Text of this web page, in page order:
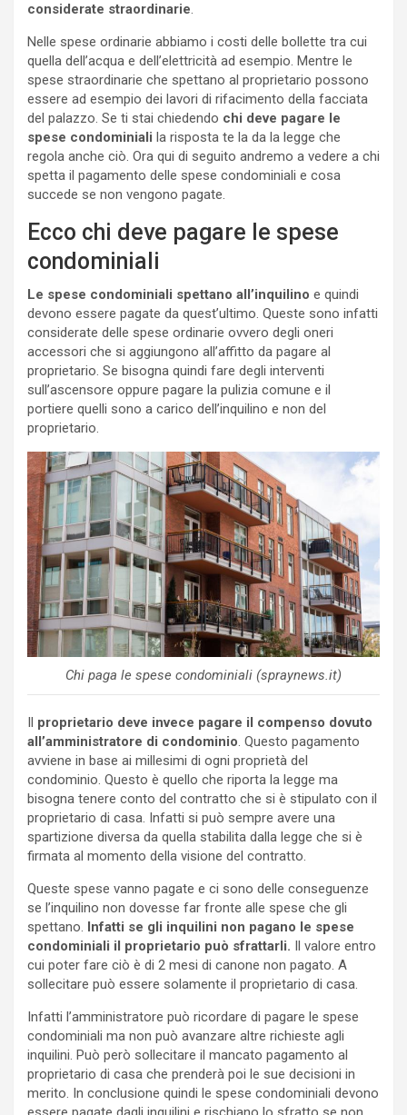
considerate straordinarie.
Nelle spese ordinarie abbiamo i costi delle bollette tra cui
quella dell’acqua e dell’elettricità ad esempio. Mentre le
spese straordinarie che spettano al proprietario possono
essere ad esempio dei lavori di rifacimento della facciata
del palazzo. Se ti stai chiedendo chi deve pagare le
spese condominiali la risposta te la da la legge che
regola anche ciò. Ora qui di seguito andremo a vedere a chi
spetta il pagamento delle spese condominiali e cosa
succede se non vengono pagate.
Ecco chi deve pagare le spese
condominiali
Le spese condominiali spettano all’inquilino e quindi
devono essere pagate da quest’ultimo. Queste sono infatti
considerate delle spese ordinarie ovvero degli oneri
accessori che si aggiungono all’affitto da pagare al
proprietario. Se bisogna quindi fare degli interventi
sull’ascensore oppure pagare la pulizia comune e il
portiere quelli sono a carico dell’inquilino e non del
proprietario.
Chi paga le spese condominiali (spraynews.it)
Il proprietario deve invece pagare il compenso dovuto
all’amministratore di condominio. Questo pagamento
avviene in base ai millesimi di ogni proprietà del
condominio. Questo è quello che riporta la legge ma
bisogna tenere conto del contratto che si è stipulato con il
proprietario di casa. Infatti si può sempre avere una
spartizione diversa da quella stabilita dalla legge che si è
firmata al momento della visione del contratto.
Queste spese vanno pagate e ci sono delle conseguenze
se l’inquilino non dovesse far fronte alle spese che gli
spettano. Infatti se gli inquilini non pagano le spese
condominiali il proprietario può sfrattarli. Il valore entro
cui poter fare ciò è di 2 mesi di canone non pagato. A
sollecitare può essere solamente il proprietario di casa.
Infatti l’amministratore può ricordare di pagare le spese
condominiali ma non può avanzare altre richieste agli
inquilini. Può però sollecitare il mancato pagamento al
proprietario di casa che prenderà poi le sue decisioni in
merito. In conclusione quindi le spese condominiali devono